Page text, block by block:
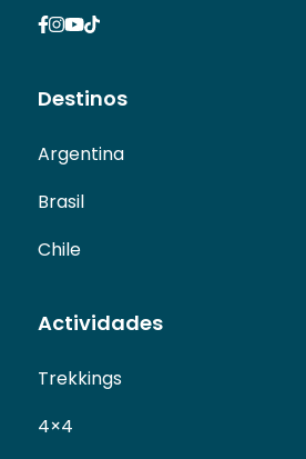
Destinos
Argentina
Brasil
Chile
Actividades
Trekkings
4×4